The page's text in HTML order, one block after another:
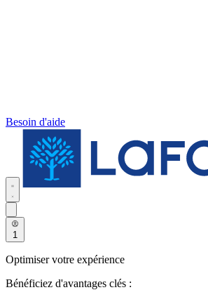
Besoin d'aide
1
Optimiser votre expérience
Bénéficiez d'avantages clés :